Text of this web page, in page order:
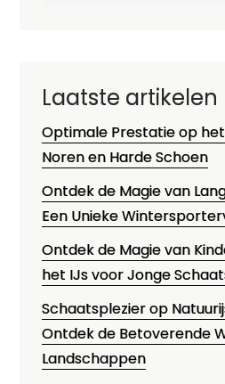
Laatste artikelen
Optimale Prestatie op
Noren en Harde Schoen
Ontdek de Magie van
Een Unieke
Ontdek de Magie van
het IJs voor Jonge
Schaatsplezier op
Ontdek de Betoverende
Landschappen